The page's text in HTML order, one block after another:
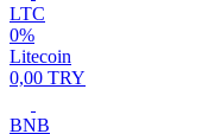
LTC
0%
Litecoin
0,00 TRY
BNB